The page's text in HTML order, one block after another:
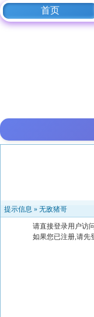
首页
提示信息 » 无敌猪哥
请直接登录用户访
如果您已注册,请先